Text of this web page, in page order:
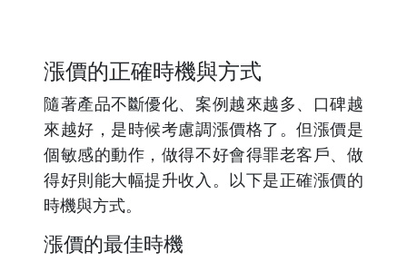
漲價的正確時機與方式
隨著產品不斷優化、案例越來越多、口碑越
來越好，是時候考慮調漲價格了。但漲價是
個敏感的動作，做得不好會得罪老客戶、做
得好則能大幅提升收入。以下是正確漲價的
時機與方式。
漲價的最佳時機